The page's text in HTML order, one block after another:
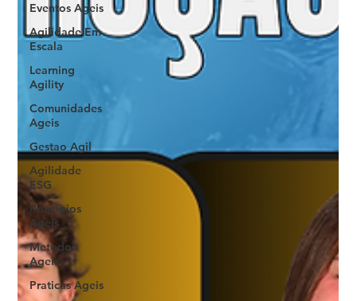
Eventos Ageis
Agilidade Em
Escala
Learning
Agility
Comunidades
Ageis
Gestao Agil
Agilidade
ESG
Principios
Ageis
Metodos
Ageis
Praticas Ageis